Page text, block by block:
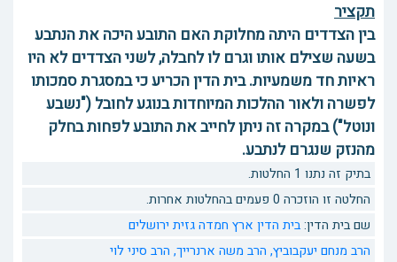
תקציר
בין הצדדים היתה מחלוקת האם התובע היכה את הנתבע
בשעה שצילם אותו וגרם לו לחבלה, לשני הצדדים לא היו
ראיות חד משמעיות. בית הדין הכריע כי במסגרת סמכותו
לפשרה ולאור ההלכות המיוחדות בנוגע לחובל ("נשבע
ונוטל") במקרה זה ניתן לחייב את התובע לפחות בחלק
מהנזק שנגרם לנתבע.
בתיק זה נתנו 1 החלטות.
החלטה זו הוזכרה 0 פעמים בהחלטות אחרות.
שם בית הדין:בית הדין ארץ חמדה גזית ירושלים
הרב מנחם יעקבוביץ, הרב משה ארנרייך, הרב סיני לוי